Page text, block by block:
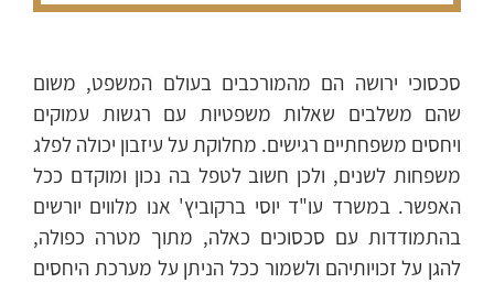
סכסוכי ירושה הם מהמורכבים בעולם המשפט, משום
שהם משלבים שאלות משפטיות עם רגשות עמוקים
ויחסים משפחתיים רגישים. מחלוקת על עיזבון יכולה לפלג
משפחות לשנים, ולכן חשוב לטפל בה נכון ומוקדם ככל
האפשר. במשרד עו"ד יוסי ברקוביץ' אנו מלווים יורשים
בהתמודדות עם סכסוכים כאלה, מתוך מטרה כפולה,
להגן על זכויותיהם ולשמור ככל הניתן על מערכת היחסים